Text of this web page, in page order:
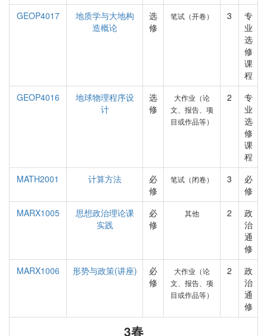
GEOP4017
地质学与大地构
造概论
选
修
笔试（开卷） 3
专
业
选
修
课
程
GEOP4016
地球物理程序设
计
选
修
大作业（论
文、报告、项
目或作品等）
2
专
业
选
修
课
程
MATH2001
计算方法
必
修
笔试（闭卷） 3
必
修
MARX1005
思想政治理论课
实践
必
修
其他 2
政
治
通
修
MARX1006
形势与政策(讲座)
必
修
大作业（论
文、报告、项
目或作品等）
2
政
治
通
修
3春